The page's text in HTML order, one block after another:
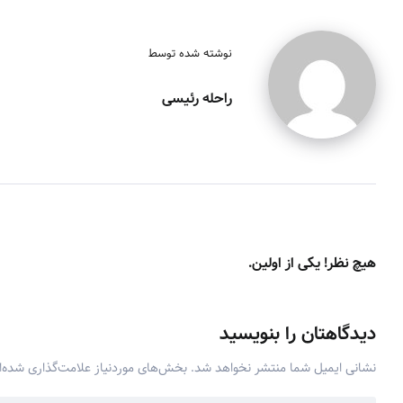
نوشته شده توسط
راحله رئیسی
هیچ نظر! یکی از اولین.
دیدگاهتان را بنویسید
نشانی ایمیل شما منتشر نخواهد شد. بخش‌های موردنیاز علامت‌گذاری